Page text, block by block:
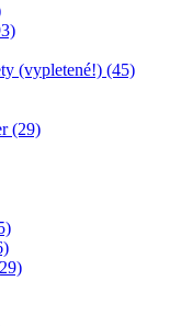
(vypletené!) (45)
(29)